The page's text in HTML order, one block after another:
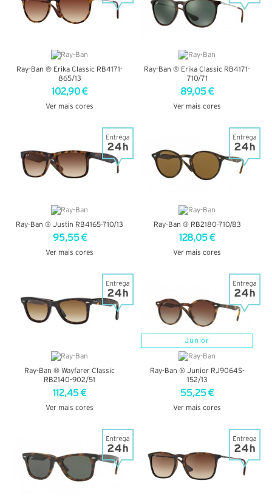
Ray-Ban ® Erika Classic RB4171-
865/13
102,90 €
Ver mais cores
Ray-Ban ® Erika Classic RB4171-
710/71
89,05 €
Ver mais cores
Ray-Ban ® Justin RB4165-710/13
95,55 €
Ver mais cores
Ray-Ban ® RB2180-710/83
128,05 €
Ver mais cores
Ray-Ban ® Wayfarer Classic
RB2140-902/51
112,45 €
Ver mais cores
Junior
Ray-Ban ® Junior RJ9064S-
152/13
55,25 €
Ver mais cores